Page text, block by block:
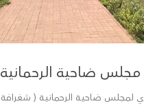
ضاحية الرحمانية